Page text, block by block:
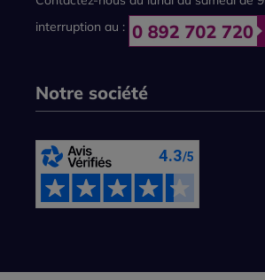
interruption au :
Notre société